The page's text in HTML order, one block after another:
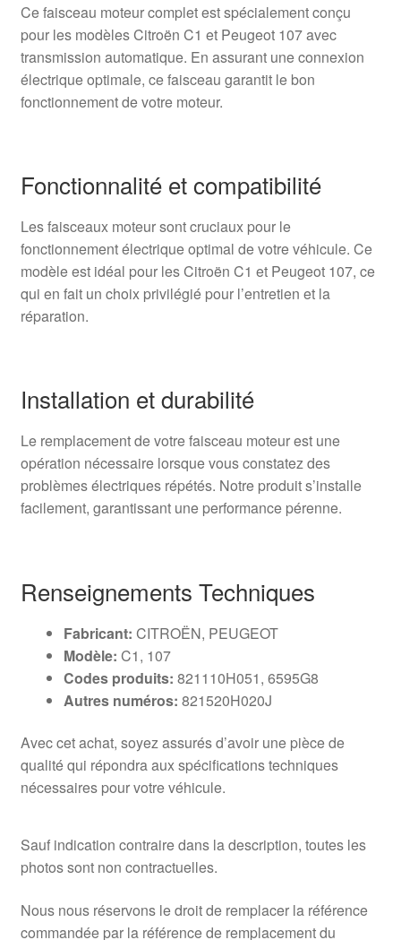
Ce faisceau moteur complet est spécialement conçu
pour les modèles Citroën C1 et Peugeot 107 avec
transmission automatique. En assurant une connexion
électrique optimale, ce faisceau garantit le bon
fonctionnement de votre moteur.
Fonctionnalité et compatibilité
Les faisceaux moteur sont cruciaux pour le
fonctionnement électrique optimal de votre véhicule. Ce
modèle est idéal pour les Citroën C1 et Peugeot 107, ce
qui en fait un choix privilégié pour l’entretien et la
réparation.
Installation et durabilité
Le remplacement de votre faisceau moteur est une
opération nécessaire lorsque vous constatez des
problèmes électriques répétés. Notre produit s’installe
facilement, garantissant une performance pérenne.
Renseignements Techniques
Fabricant: CITROËN, PEUGEOT
Modèle: C1, 107
Codes produits: 821110H051, 6595G8
Autres numéros: 821520H020J
Avec cet achat, soyez assurés d’avoir une pièce de
qualité qui répondra aux spécifications techniques
nécessaires pour votre véhicule.
Sauf indication contraire dans la description, toutes les
photos sont non contractuelles.
Nous nous réservons le droit de remplacer la référence
commandée par la référence de remplacement du